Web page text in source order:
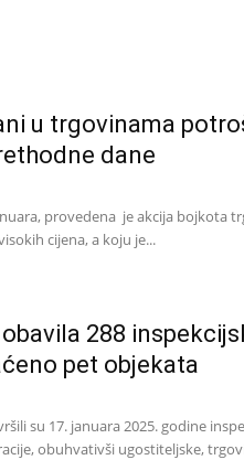
u trgovinama
dane
provedena je akcija bojkota
cijena, a koju je...
288
pet objekata
su 17. januara 2025. godine
obuhvativši ugostiteljske,